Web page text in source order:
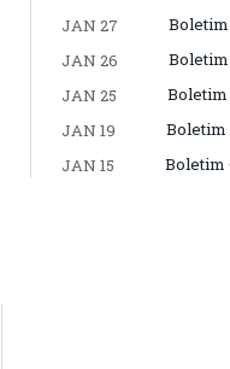
JAN 27
Boletim
JAN 26
Boletim
JAN 25
Boletim
JAN 19
Boletim
JAN 15
Boletim